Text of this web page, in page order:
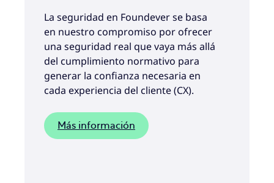
La seguridad en Foundever se basa
en nuestro compromiso por ofrecer
una seguridad real que vaya más allá
del cumplimiento normativo para
generar la confianza necesaria en
cada experiencia del cliente (CX).
Más información